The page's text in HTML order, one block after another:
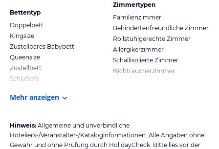
Bettentyp
Doppelbett
Kingsize
Zustellbares Babybett
Queensize
Zustellbett
Schlafsofa
Zimmertypen
Familienzimmer
Behindertenfreundliche Zimmer
Rollstuhlgerechte Zimmer
Allergikerzimmer
Schallisolierte Zimmer
Nichtraucherzimmer
Mehr anzeigen
Hinweis: Allgemeine und unverbindliche
Hoteliers-/Veranstalter-/Kataloginformationen. Alle Angaben ohne
Gewähr und ohne Prüfung durch HolidayCheck. Bitte lies vor der